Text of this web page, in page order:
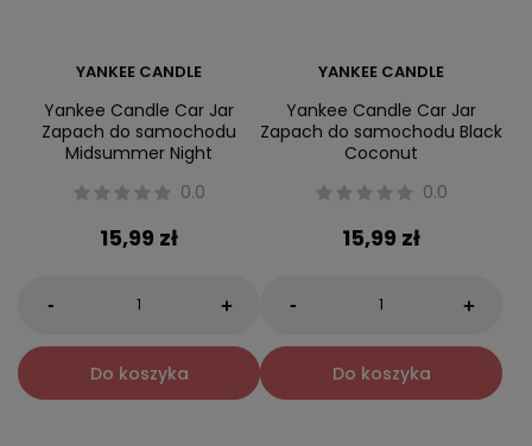
YANKEE CANDLE
Yankee Candle Car Jar
Zapach do samochodu
Midsummer Night
0.0
15,99 zł
- +
Do koszyka
YANKEE CANDLE
Yankee Candle Car Jar
Zapach do samochodu Black
Coconut
0.0
15,99 zł
- +
Do koszyka